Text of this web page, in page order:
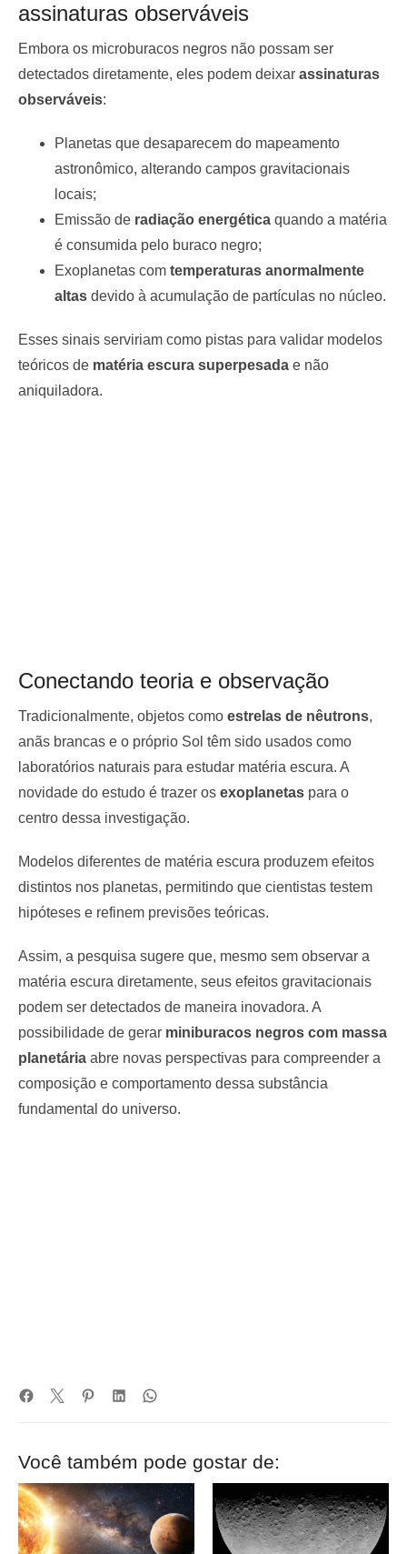
assinaturas observáveis
Embora os microburacos negros não possam ser
detectados diretamente, eles podem deixar assinaturas
observáveis:
Planetas que desaparecem do mapeamento
astronômico, alterando campos gravitacionais
locais;
Emissão de radiação energética quando a matéria
é consumida pelo buraco negro;
Exoplanetas com temperaturas anormalmente
altas devido à acumulação de partículas no núcleo.
Esses sinais serviriam como pistas para validar modelos
teóricos de matéria escura superpesada e não
aniquiladora.
Conectando teoria e observação
Tradicionalmente, objetos como estrelas de nêutrons,
anãs brancas e o próprio Sol têm sido usados como
laboratórios naturais para estudar matéria escura. A
novidade do estudo é trazer os exoplanetas para o
centro dessa investigação.
Modelos diferentes de matéria escura produzem efeitos
distintos nos planetas, permitindo que cientistas testem
hipóteses e refinem previsões teóricas.
Assim, a pesquisa sugere que, mesmo sem observar a
matéria escura diretamente, seus efeitos gravitacionais
podem ser detectados de maneira inovadora. A
possibilidade de gerar miniburacos negros com massa
planetária abre novas perspectivas para compreender a
composição e comportamento dessa substância
fundamental do universo.
Você também pode gostar de: